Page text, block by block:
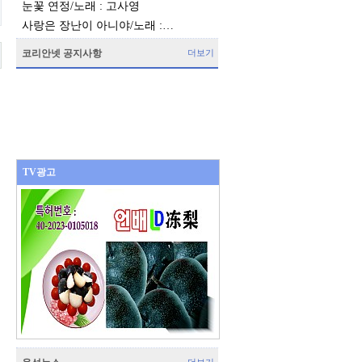
눈꽃 연정/노래 : 고사영
사랑은 장난이 아니야/노래 :…
코리안넷 공지사항 더보기
TV광고